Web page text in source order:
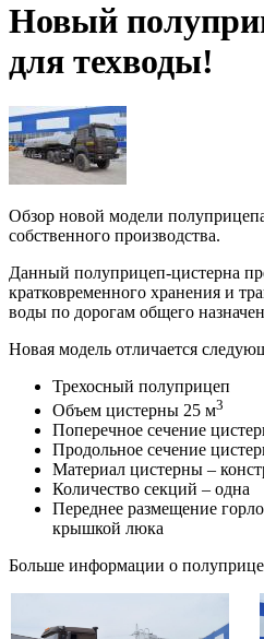
Новый
для техводы!
Обзор новой модели
собственного производства.
Данный полуприцеп-цистерна
кратковременного хранения и
воды по дорогам общего
Новая модель отличается
Трехосный полуприцеп
Объем цистерны 25 м3
Поперечное сечение
Продольное сечение
Материал цистерны –
Количество секций – одна
Переднее размещение
крышкой люка
Больше информации о